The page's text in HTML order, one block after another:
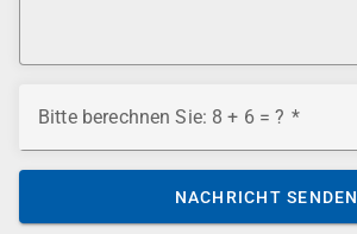
Bitte berechnen Sie: 8 + 6 = ?
NACHRICHT SENDEN